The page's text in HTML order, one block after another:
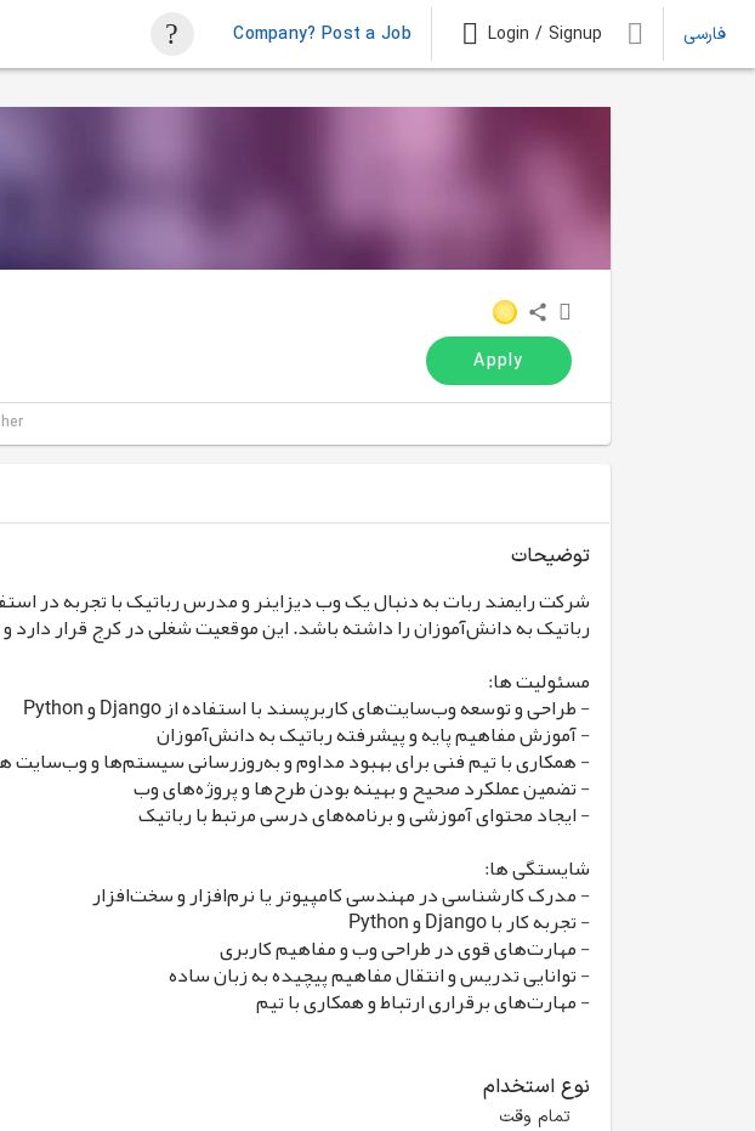
Company? Post a Job Login / Signup فارسی
Apply
توضیحات
رباتیک به دانش‌آموزان را داشته باشد. این موقعیت شغلی در کرج قرار
مسئولیت ها:
- طراحی و توسعه وب‌سایت‌های کاربرپسند با استفاده از Django و Python
- آموزش مفاهیم پایه و پیشرفته رباتیک به دانش‌آموزان
- همکاری با تیم فنی برای بهبود مداوم و به‌روزرسانی سیستم‌ها و وب‌سایت
- تضمین عملکرد صحیح و بهینه بودن طرح‌ها و پروژه‌های وب
- ایجاد محتوای آموزشی و برنامه‌های درسی مرتبط با رباتیک
شایستگی ها:
- مدرک کارشناسی در مهندسی کامپیوتر یا نرم‌افزار و سخت‌افزار
- تجربه کار با Django و Python
- مهارت‌های قوی در طراحی وب و مفاهیم کاربری
- توانایی تدریس و انتقال مفاهیم پیچیده به زبان ساده
- مهارت‌های برقراری ارتباط و همکاری با تیم
نوع استخدام
تمام وقت